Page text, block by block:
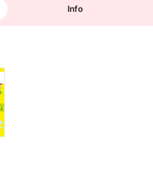
Info